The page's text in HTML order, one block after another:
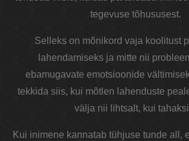
tegevuse tõhususest.
Selleks on mõnikord vaja koolitust
lahendamiseks ja mitte nii
ebamugavate emotsioonide
tekkida siis, kui mõtlen lahenduste
välja nii lihtsalt, kui
Kui inimene kannatab tühjuse tunde all,